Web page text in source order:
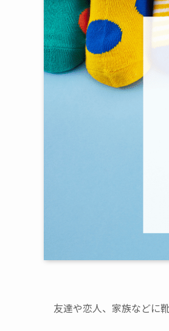
友達や恋人、家族などに